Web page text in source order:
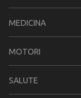
MEDICINA
MOTORI
SALUTE